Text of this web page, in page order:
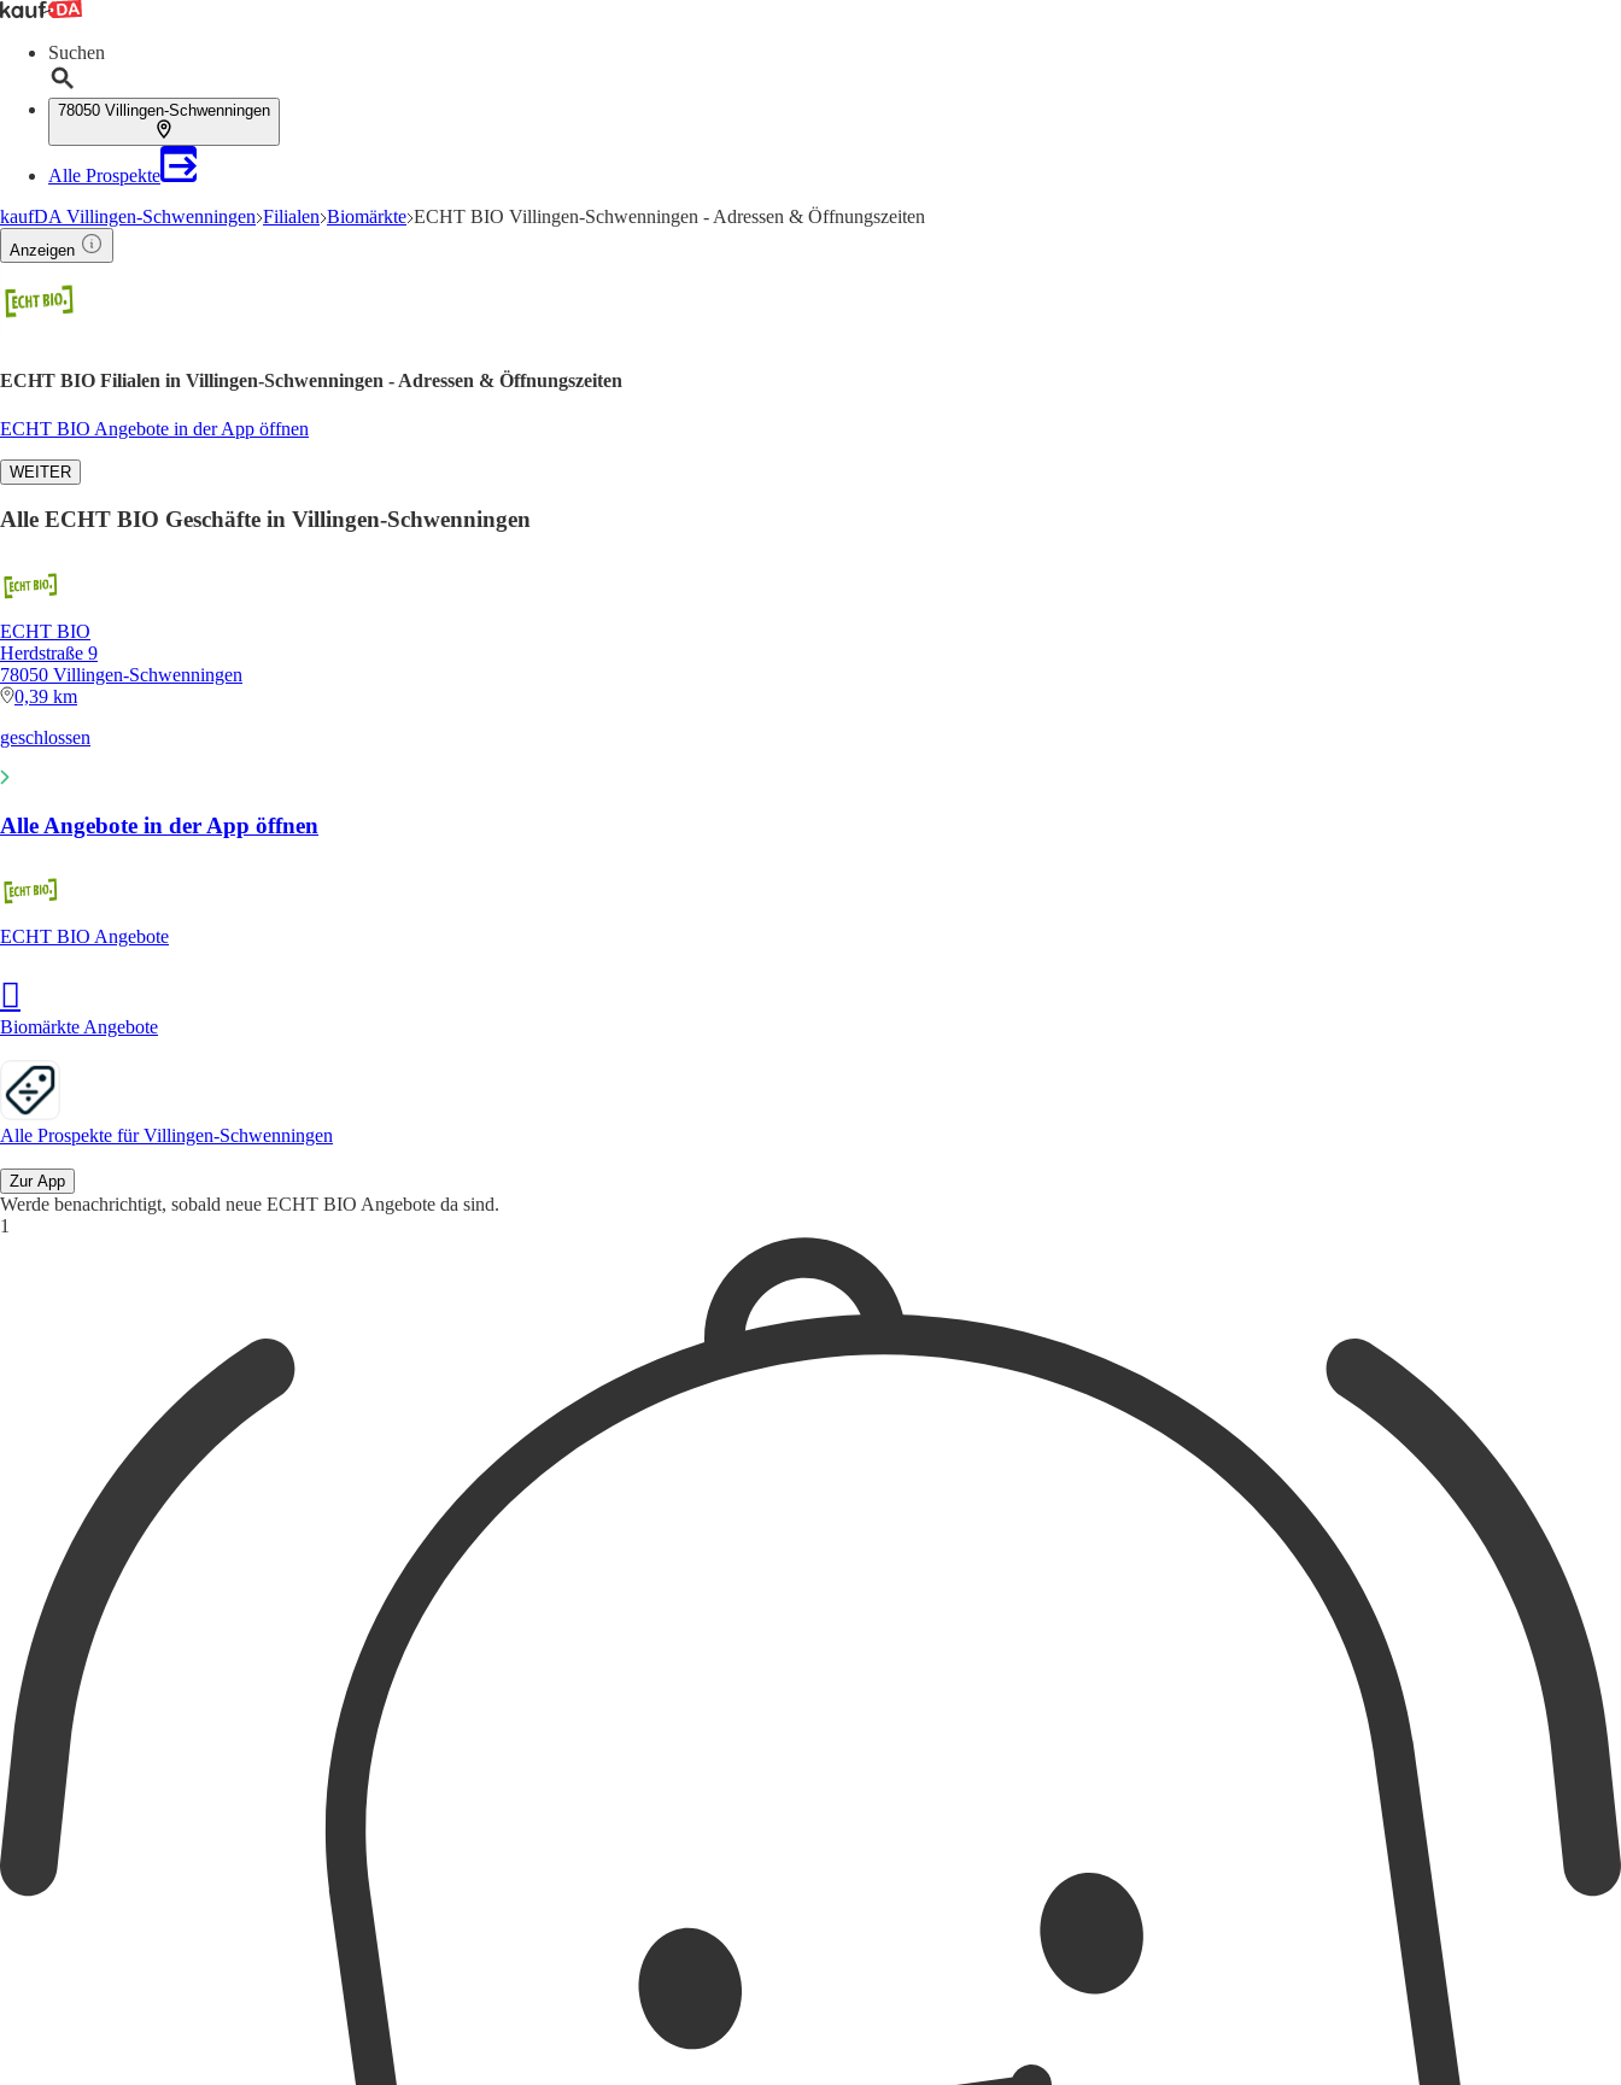
Suchen
78050 Villingen-Schwenningen
Alle Prospekte
kaufDA Villingen-Schwenningen Filialen Biomärkte ECHT BIO Villingen-Schwenningen - Adressen & Öffnungszeiten
Anzeigen
ECHT BIO Filialen in Villingen-Schwenningen - Adressen & Öffnungszeiten
ECHT BIO Angebote in der App öffnen
WEITER
Alle ECHT BIO Geschäfte in Villingen-Schwenningen
ECHT BIO
Herdstraße 9
78050 Villingen-Schwenningen
0,39 km
geschlossen
Alle Angebote in der App öffnen
ECHT BIO Angebote
Biomärkte Angebote
Alle Prospekte für Villingen-Schwenningen
Zur App
Werde benachrichtigt, sobald neue ECHT BIO Angebote da sind.